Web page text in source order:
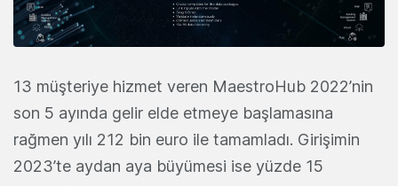
13 müşteriye hizmet veren MaestroHub 2022’nin
son 5 ayında gelir elde etmeye başlamasına
rağmen yılı 212 bin euro ile tamamladı. Girişimin
2023’te aydan aya büyümesi ise yüzde 15